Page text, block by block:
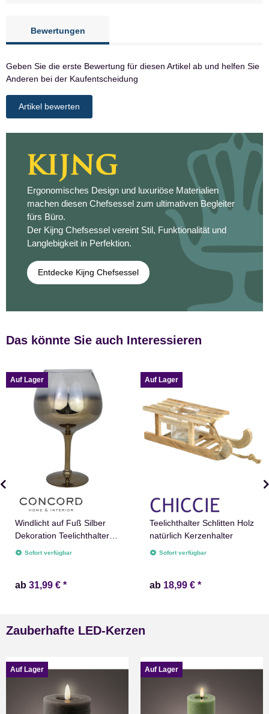
Bewertungen
Geben Sie die erste Bewertung für diesen Artikel ab und helfen Sie
Anderen bei der Kaufentscheidung
Artikel bewerten
Ergonomisches Design und luxuriöse Materialien
machen diesen Chefsessel zum ultimativen Begleiter
fürs Büro.
Der Kijng Chefsessel vereint Stil, Funktionalität und
Langlebigkeit in Perfektion.
Entdecke Kijng Chefsessel
Das könnte Sie auch Interessieren
Auf Lager
Windlicht auf Fuß Silber
Dekoration Teelichthalter
Kerzenständer
Sofort verfügbar
ab 31,99 € *
Auf Lager
Teelichthalter Schlitten Holz
natürlich Kerzenhalter
Sofort verfügbar
ab 18,99 € *
Zauberhafte LED-Kerzen
Auf Lager Auf Lager